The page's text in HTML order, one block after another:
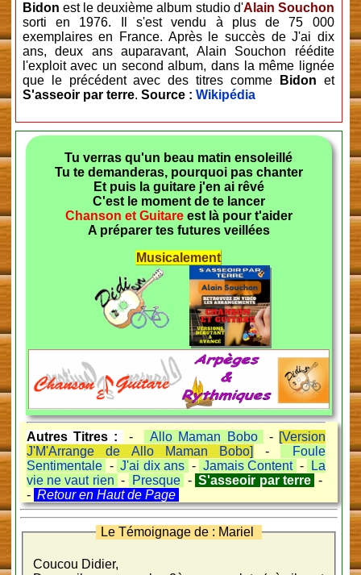
Bidon est le deuxième album studio d'Alain Souchon
sorti en 1976. Il s'est vendu à plus de 75 000
exemplaires en France. Après le succès de J'ai dix
ans, deux ans auparavant, Alain Souchon réédite
l'exploit avec un second album, dans la même lignée
que le précédent avec des titres comme
Bidon et
S'asseoir par terre. Source : Wikipédia
Tu verras qu'un beau matin ensoleillé
Tu te demanderas, pourquoi pas chanter
Et puis la guitare j'en ai rêvé
C'est le moment de te lancer
Chanson et Guitareest là pour t'aider
A préparer tes futures veillées
Musicalement
Autres Titres : - Allo Maman Bobo - [Version
J'M'Arrange de Allo Maman Bobo]
-
Foule
Sentimentale - J'ai dix ans - Jamais Content -
La
vie ne vaut rien - Presque - S'asseoir par terre -
- Retour en Haut de Page
Le Témoignage de : Mariel
Coucou Didier,